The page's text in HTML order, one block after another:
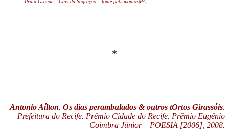
*
Antonio Aílton. Os dias perambulados & outros tOrtos Girassóis.
Prefeitura do Recife. Prêmio Cidade do Recife, Prêmio Eugênio
Coimbra Júnior – POESIA [2006], 2008.